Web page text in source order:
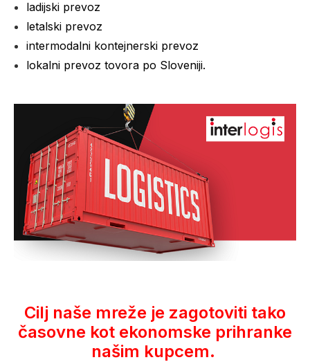
ladijski prevoz
letalski prevoz
intermodalni kontejnerski prevoz
lokalni prevoz tovora po Sloveniji.
Cilj naše mreže je zagotoviti tako
časovne kot ekonomske prihranke
našim kupcem.